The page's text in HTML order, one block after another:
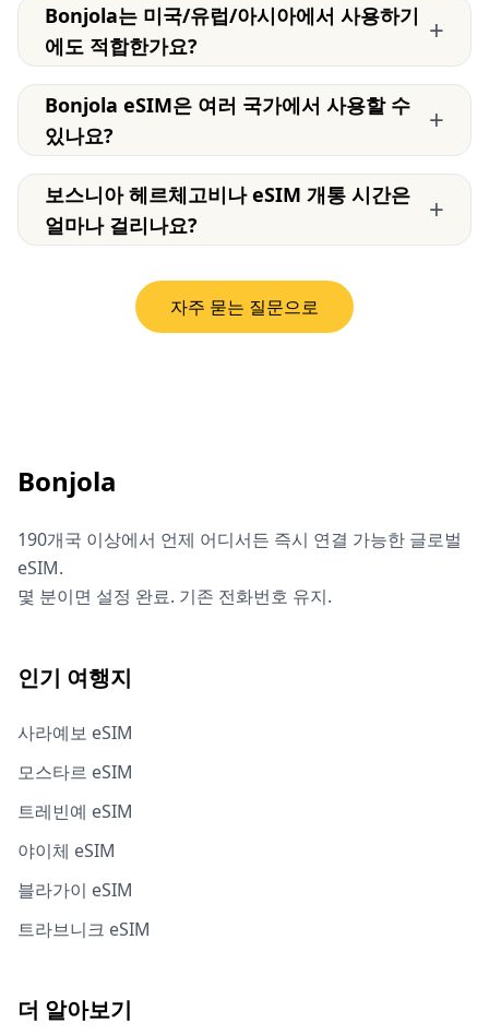
Bonjola는 미국/유럽/아시아에서 사용하기
에도 적합한가요?
+
Bonjola eSIM은 여러 국가에서 사용할 수
있나요?
+
보스니아 헤르체고비나 eSIM 개통 시간은
얼마나 걸리나요?
+
자주 묻는 질문으로
Bonjola
190개국 이상에서 언제 어디서든 즉시 연결 가능한 글로벌
eSIM.
몇 분이면 설정 완료. 기존 전화번호 유지.
인기 여행지
사라예보 eSIM
모스타르 eSIM
트레빈예 eSIM
야이체 eSIM
블라가이 eSIM
트라브니크 eSIM
더 알아보기